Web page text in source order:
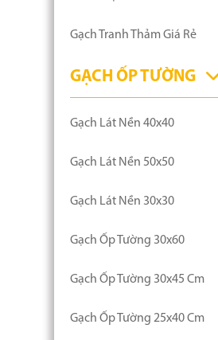
Gạch Tranh Thảm Giá Rẻ
GẠCH ỐP TƯỜNG
Gạch Lát Nền 40x40
Gạch Lát Nền 50x50
Gạch Lát Nền 30x30
Gạch Ốp Tường 30x60
Gạch Ốp Tường 30x45 Cm
Gạch Ốp Tường 25x40 Cm